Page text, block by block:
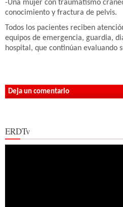
-Una mujer con traumatismo
conocimiento y fractura de pelvis.
Todos los pacientes reciben
equipos de emergencia, guardia,
hospital, que continúan evaluando
Deja un comentario
ERDTv